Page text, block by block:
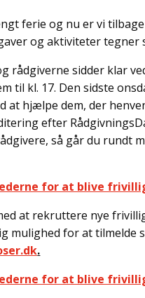
ferie og nu er vi
og aktiviteter tegner
rådgiverne sidder klar
til kl. 17. Den sidste
at hjælpe dem, der
efter
så går du rundt
for at blive
at rekruttere nye
mulighed for at tilmelde
.
for at blive